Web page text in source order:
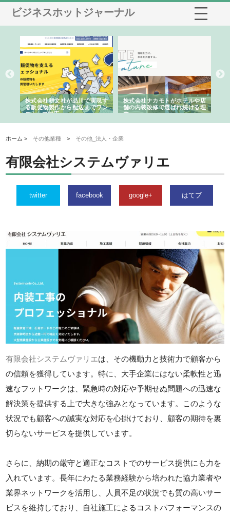
ビジネスホットジャーナル
株式会社耕文社が品川で実現す
る販促物製作から配送までワン
ストップ対応
株式会社ナカモトがホテルや店
舗の内装改修で選ばれ続ける理
由
ホーム > その他業種 > その他_法人・企業
有限会社システムヴァリエ
twitter facebook google+ はてブ
有限会社システムヴァリエは、その機動力と技術力で顧客から
の信頼を獲得しています。特に、大手企業にはない柔軟性と迅
速なフットワークは、緊急時の対応や予期せぬ問題への迅速な
解決策を提供する上で大きな強みとなっています。このような
状況でも顧客への誠実な対応を心掛けており、顧客の期待を裏
切らないサービスを提供しています。
さらに、納期の厳守と適正なコストでのサービス提供にも力を
入れています。長年にわたる業務経験から培われた協力業者や
業界ネットワークを活用し、人員不足の状況でも質の高いサー
ビスを維持しており、自社施工によるコストパフォーマンスの